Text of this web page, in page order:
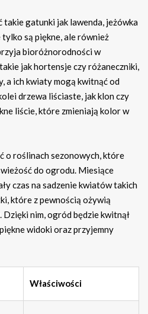
gatunki jak lawenda, jeżówka
są piękne, ale również
bioróżnorodności w
jak hortensje czy różaneczniki,
a ich kwiaty mogą kwitnąć od
drzewa liściaste, jak klon czy
liście, które zmieniają kolor w
o roślinach sezonowych, które
do ogrodu. Miesiące
czas na sadzenie kwiatów takich
które z pewnością ożywią
nim, ogród będzie kwitnął
widoki oraz przyjemny
Właściwości